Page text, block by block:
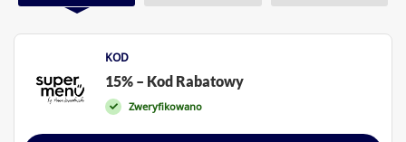
KOD
15% – Kod Rabatowy
Zweryfikowano